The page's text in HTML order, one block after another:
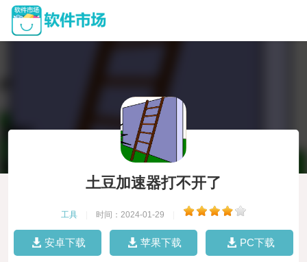
土豆加速器打不开了
工具 时间：2024-01-29
安卓下载 苹果下载 PC下载